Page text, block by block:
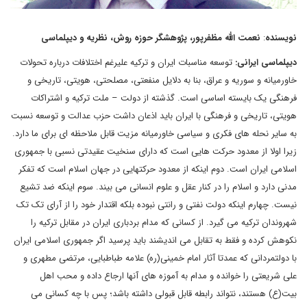
نویسنده: نعمت الله مظفرپور، پژوهشگر حوزه روش، نظریه و دیپلماسی
دیپلماسی ایرانی: توسعه مناسبات ایران و ترکیه علیرغم اختلافات درباره تحولات
خاورمیانه و سوریه و عراق، بنا به دلایل منفعتی، مصلحتی، هویتی، تاریخی و
فرهنگی یک بایسته اساسی است. گذشته از دولت – ملت ترکیه و اشتراکات
هویتی، تاریخی و فرهنگی با ایران باید اذعان داشت حزب عدالت و توسعه نسبت
به سایر نحله های فکری و سیاسی خاورمیانه مزیت قابل ملاحظه ای برای ما دارد.
زیرا اولا از معدود حرکت هایی است که دارای سنخیت عقیدتی نسبی با جمهوری
اسلامی ایران است. دوم اینکه از معدود حرکتهایی در جهان اسلام است که تفکر
مدنی دارد و اسلام را در کنار عقل و علوم انسانی می بیند. سوم اینکه ضد تشیع
نیست. چهارم اینکه دولت نفتی و رانتی نبوده بلکه اقتدار خود را از آرای تک تک
شهروندان ترکیه می گیرد. از کسانی که مدام بردباری ایران در مقابل ترکیه را
نکوهش کرده و فقط به تقابل می اندیشند باید پرسید اگر جمهوری اسلامی ایران
با دولتمردانی که عمدتا آثار امام خمینی(ره) علامه طباطبایی، مرتضی مطهری و
علی شریعتی را خوانده و مدام به آموزه های آنها ارجاع داده و محب اهل
بیت(ع) هستند، نتواند رابطه قابل قبولی داشته باشد؛ پس با چه کسانی می